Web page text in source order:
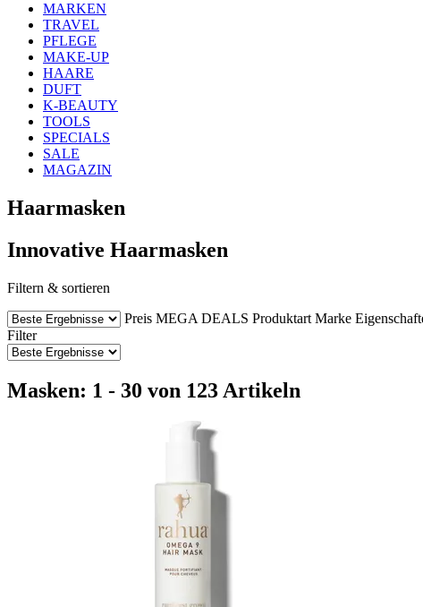
MARKEN
TRAVEL
PFLEGE
MAKE-UP
HAARE
DUFT
K-BEAUTY
TOOLS
SPECIALS
SALE
MAGAZIN
Haarmasken
Innovative Haarmasken
Filtern & sortieren
Preis MEGA DEALS Produktart Marke
Filter
Masken: 1 - 30 von 123 Artikeln